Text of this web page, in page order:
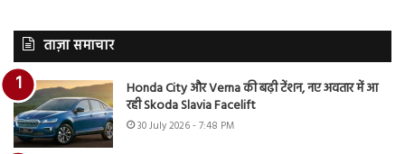
ताज़ा समाचार
Honda City और Verna की बढ़ी टेंशन, नए अवतार में आ
रही Skoda Slavia Facelift
30 July 2026 - 7:48 PM